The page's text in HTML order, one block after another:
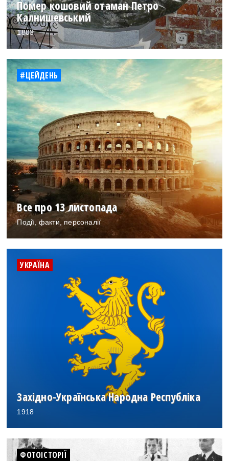
Помер кошовий отаман Петро
Калнишевський
1803
#ЦЕЙДЕНЬ
Все про 13 листопада
Події, факти, персоналії
УКРАЇНА
Західно-Українська Народна Республіка
1918
ФОТОІСТОРІЇ